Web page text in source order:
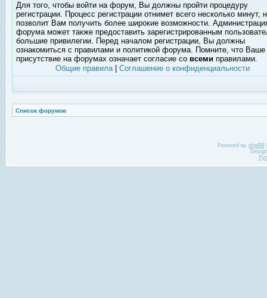
Для того, чтобы войти на форум, Вы должны пройти процедуру
регистрации. Процесс регистрации отнимет всего несколько минут,
позволит Вам получить более широкие возможности.
форума может также предоставить зарегистрированным
большие привилегии. Перед началом регистрации, Вы должны
ознакомиться с правилами и политикой форума. Помните, что Ваше
присутствие на форумах означает согласие со всеми правилами.
Общие правила| Соглашение о конфиденциальности
Список форумов
Powered by phpBB